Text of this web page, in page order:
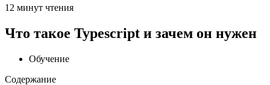
12 минут чтения
Что такое Typescript и зачем он нужен
Обучение
Содержание